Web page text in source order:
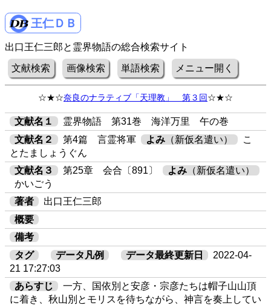
王仁ＤＢ
出口王仁三郎と霊界物語の総合検索サイト
文献検索 画像検索 単語検索 メニュー開く
☆★☆奈良のナラティブ「天理教」 第３回☆★☆
文献名１
霊界物語 第31巻 海洋万里 午の巻
文献名２
第4篇 言霊将軍 よみ （新仮名遣い）
こ
とたましょうぐん
文献名３
第25章 会合〔891〕 よみ （新仮名遣い）
かいごう
著者
出口王仁三郎
概要
備考
タグ
データ凡例 データ最終更新日
2022-04-
21 17:27:03
あらすじ
一方、国依別と安彦・宗彦たちは帽子山山頂
に着き、秋山別とモリスを待ちながら、神言を奏上してい